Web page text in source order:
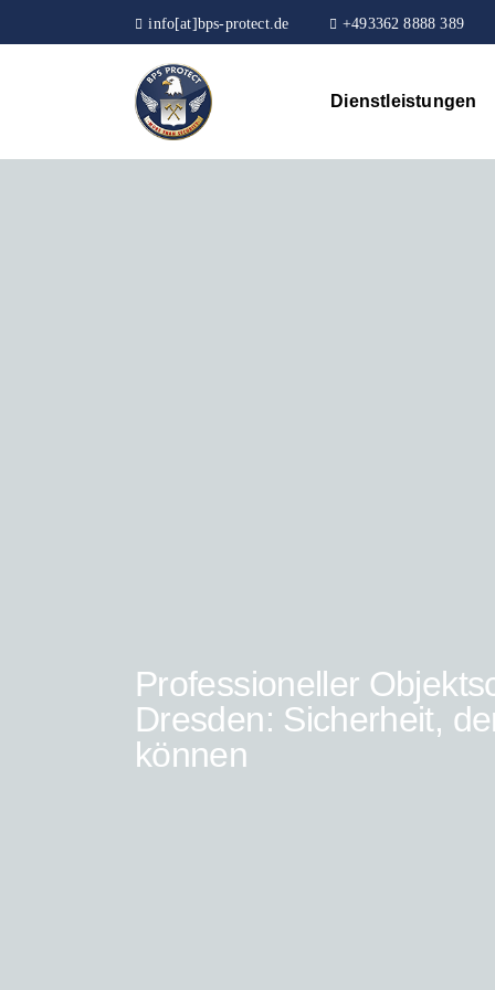
info[at]bps-protect.de +493362 8888 389
Dienstleistungen
Professioneller
Dresden: Sicherheit,
können